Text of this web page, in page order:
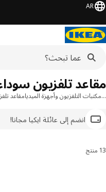
AR
التلفزيون وأجهزة الميديامقاعد تلفزيون
انضم إلى عائلة ايكيا مجانا!
تلفزيون سوداء
والتصفية